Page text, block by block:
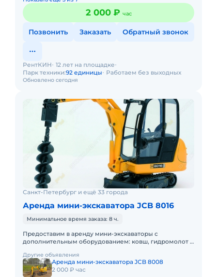
2 000 ₽ час
Позвонить Заказать Обратный звонок
Обновлено сегодня
РентКИН 12 лет на площадке
Парк техники:92 единицы Работаем без выходных
Санкт-Петербург и ещё 33 города
Аренда мини-экскаватора JCB 8016
Минимальное время заказа: 8 ч.
Предоставим в аренду мини-экскаваторы с
дополнительным оборудованием: ковш, гидромолот и
часов работы + 1 час
Другие объявления
Аренда мини-экскаватора JCB 8008
2 000 ₽ час